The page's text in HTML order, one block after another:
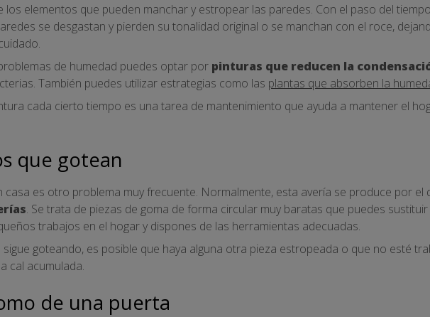
los elementos que pueden manchar y estropear las paredes. Con el paso del
se desgastan y pierden su tonalidad original o se manchan con el roce,
de humedad puedes optar por pinturas que reducen la
También puedes utilizar estrategias como las plantas que absorben la
cada cierto tiempo es una tarea de mantenimiento que ayuda a mantener el
que gotean
casa es otro problema muy frecuente. Normalmente, esta avería se produce por el
. Se trata de piezas de goma de forma circular muy baratas que puedes
trabajos en el hogar y dispones de las herramientas adecuadas.
sigue goteando, es posible que haya alguna otra pieza estropeada o que no esté
cal acumulada.
de una puerta